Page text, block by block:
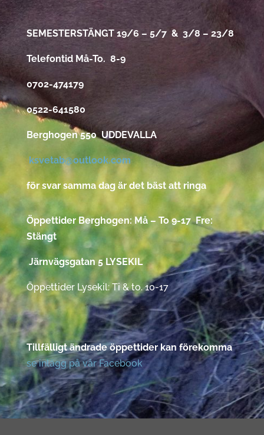
SEMESTERSTÄNGT 19/6 – 5/7 & 3/8 – 23/8
Telefontid Må-To. 8-9
0702-474179
0522-641580
Berghogen 550 UDDEVALLA
ksvetab@outlook.com
för svar samma dag är det bäst att ringa
Öppettider Berghogen: Må – To 9-17 Fre:
Stängt
Järnvägsgatan 5 LYSEKIL
Öppettider Lysekil: Ti & to. 10-17
Tillfälligt ändrade öppettider kan förekomma
se inlägg på vår Facebook